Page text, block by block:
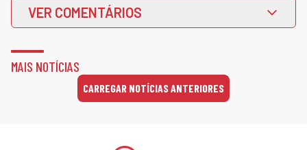
VER COMENTÁRIOS
MAIS NOTÍCIAS
CARREGAR NOTÍCIAS ANTERIORES